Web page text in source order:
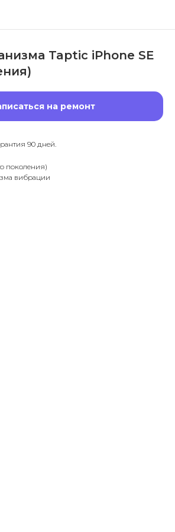
Taptic iPhone SE
на ремонт
90 дней.
поколения)
вибрации